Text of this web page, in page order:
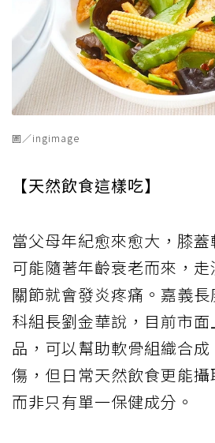
圖／ingimage
【天然飲食這樣吃】
當父母年紀愈來愈大，膝
可能隨著年齡衰老而來，
關節就會發炎疼痛。嘉義
科組長劉金華說，目前市
品，可以幫助軟骨組織合
傷，但日常天然飲食更能攝
而非只有單一保健成分。